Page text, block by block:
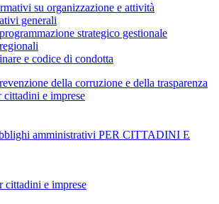
su organizzazione e attività
generali
strategico gestionale
e codice di condotta
della corruzione e della trasparenza
e imprese
amministrativi PER CITTADINI E
e imprese